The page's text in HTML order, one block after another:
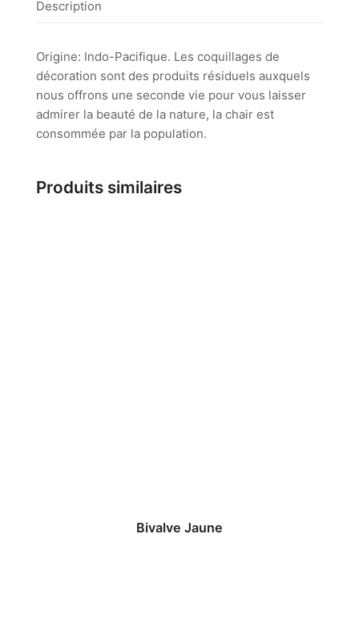
Description
Origine: Indo-Pacifique. Les coquillages de
décoration sont des produits résiduels auxquels
nous offrons une seconde vie pour vous laisser
admirer la beauté de la nature, la chair est
consommée par la population.
Produits similaires
Bivalve Jaune